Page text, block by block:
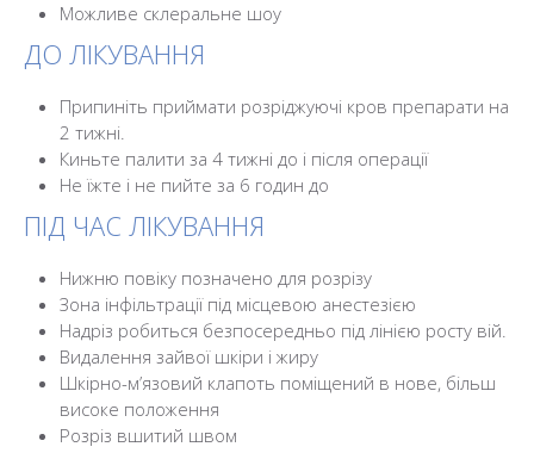
Можливе склеральне шоу
ДО ЛІКУВАННЯ
Припиніть приймати розріджуючі кров препарати на
2 тижні.
Киньте палити за 4 тижні до і після операції
Не їжте і не пийте за 6 годин до
ПІД ЧАС ЛІКУВАННЯ
Нижню повіку позначено для розрізу
Зона інфільтрації під місцевою анестезією
Надріз робиться безпосередньо під лінією росту вій.
Видалення зайвої шкіри і жиру
Шкірно-м’язовий клапоть поміщений в нове, більш
високе положення
Розріз вшитий швом